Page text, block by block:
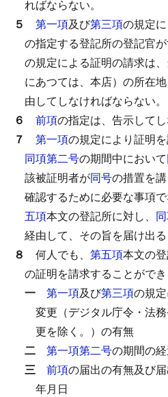
ればならない。
５ 第一項及び第三項の規定
の指定する登記所の登記官が
の規定による証明の請求は
にあつては、本店）の所在
由してしなければならない。
６ 前項の指定は、告示してし
７ 第一項の規定により証明を
同項第二号の期間中において
該被証明者が同号の措置を
確認するために必要な事項で
五項本文の登記所に対し、
経由して、その旨を届け出る
８ 何人でも、 第五項本文の
の証明を請求することができ
一 第一項及び第三項の規
変更（デジタル庁令・法
更を除く。）の有無
二 第一項第二号の期間の
三 前項の届出の有無及び
年月日